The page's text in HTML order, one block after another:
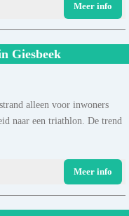
Meer info
Giesbeek
alleen voor inwoners
naar een triathlon. De trend
Meer info